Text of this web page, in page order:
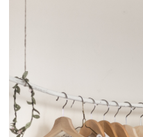
ドキドキ
仕事とキャリア